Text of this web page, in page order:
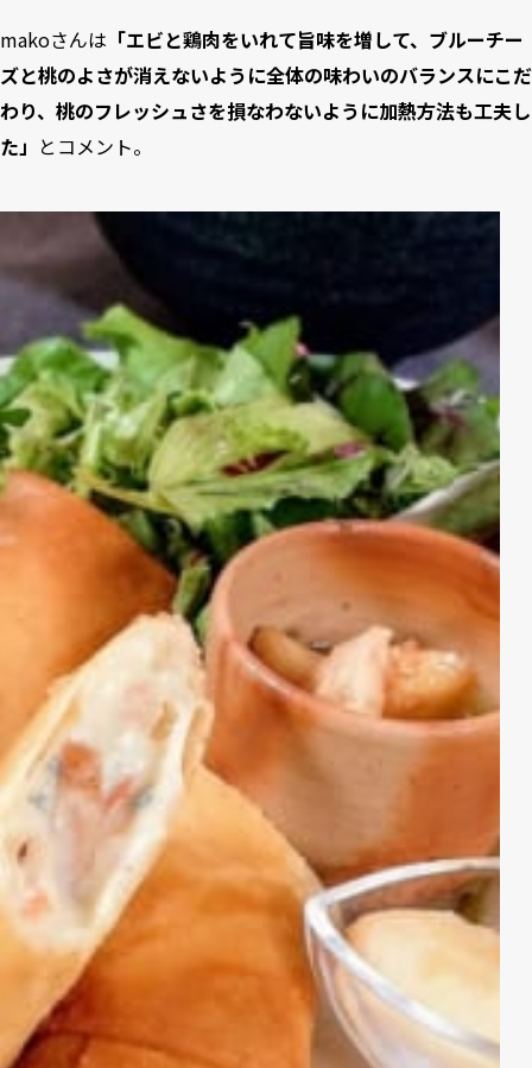
makoさんは 「エビと鶏肉をいれて旨味を増して、ブルーチー
ズと桃のよさが消えないように全体の味わいのバランスにこだ
わり、桃のフレッシュさを損なわないように加熱方法も工夫し
た」 とコメント。